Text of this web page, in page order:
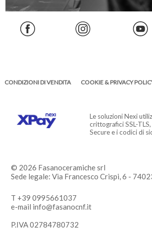
CONDIZIONI DI VENDITA COOKIE & PRIVACY
Le soluzioni Nexi
crittografici SSL-
Secure e i codici di
© 2026 Fasanoceramiche srl
Sede legale: Via Francesco Crispi, 6 -
T +39 0995661037
e-mail info@fasanocnf.it
P.IVA 02784780732